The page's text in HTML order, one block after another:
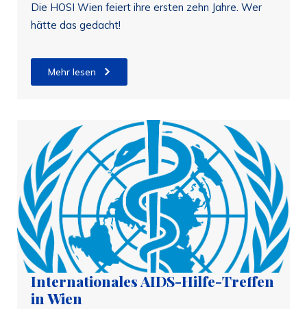
Die HOSI Wien feiert ihre ersten zehn Jahre. Wer
hätte das gedacht!
Mehr lesen
Internationales AIDS-Hilfe-Treffen
in Wien